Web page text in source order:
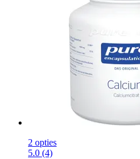
2 opties
5.0 (4)